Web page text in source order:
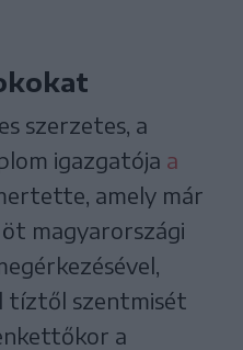
szerzetes, a
igazgatója a
amely már
magyarországi
tíztől szentmisét
a